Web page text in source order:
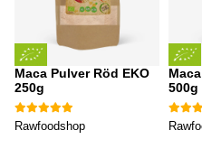
Maca Pulver Röd EKO
250g
Rawfoodshop
500g